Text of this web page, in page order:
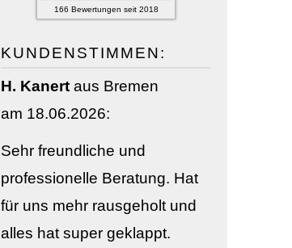
166 Bewertungen seit 2018
KUNDENSTIMMEN:
H. Kanert aus Bremen
am 18.06.2026:
Sehr freundliche und
professionelle Beratung. Hat
für uns mehr rausgeholt und
alles hat super geklappt.